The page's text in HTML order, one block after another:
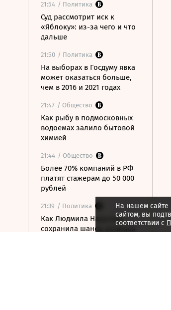
21:54 / Политика
Суд рассмотрит иск к
«Яблоку»: из-за чего и что
дальше
21:50 / Политика
На выборах в Госдуму явка
может оказаться больше,
чем в 2016 и 2021 годах
21:47 / Общество
Как рыбу в подмосковных
водоемах залило бытовой
химией
21:44 / Общество
Более 70% компаний в РФ
платят стажерам до 50 000
рублей
21:39 / Политика
Как Людмила Нарусова
сохранила шансы остаться
На нашем сайте
сайтом, вы
соответствии с